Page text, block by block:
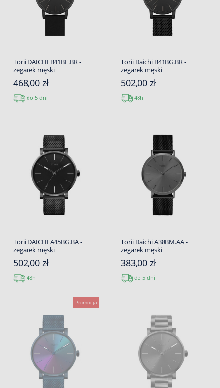
Torii DAICHI B41BL.BR -
zegarek męski
468,00 zł
do 5 dni
Torii Daichi B41BG.BR -
zegarek męski
502,00 zł
48h
Torii DAICHI A45BG.BA -
zegarek męski
502,00 zł
48h
Torii Daichi A38BM.AA -
zegarek męski
383,00 zł
do 5 dni
Promocja